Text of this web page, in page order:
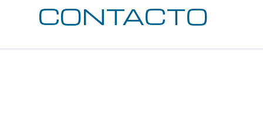
CONTACTO